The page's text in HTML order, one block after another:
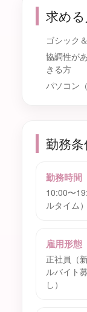
求め
ゴシック
協調性が
きる方
パソコン
勤務
勤務時間
10:00〜
ルタイム）
雇用形態
正社員（
ルバイト
し）